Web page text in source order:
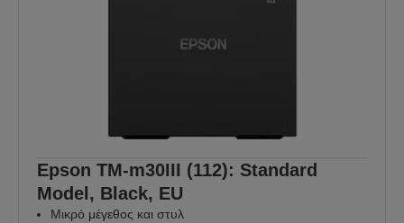
Epson TM-m30III (112): Standard
Model, Black, EU
Μικρό μέγεθος και στυλ